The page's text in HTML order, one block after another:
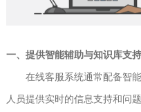
一、提供智能辅助与知识库支持
在线客服系统通常配备智能
人员提供实时的信息支持和问